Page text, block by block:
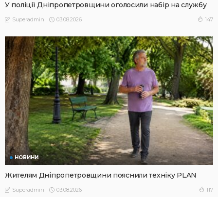
У поліції Дніпропетровщини оголосили набір на службу
Superadmin 03.08.2026 147
НОВИНИ
Жителям Дніпропетровщини пояснили техніку PLAN
Superadmin 03.08.2026 117